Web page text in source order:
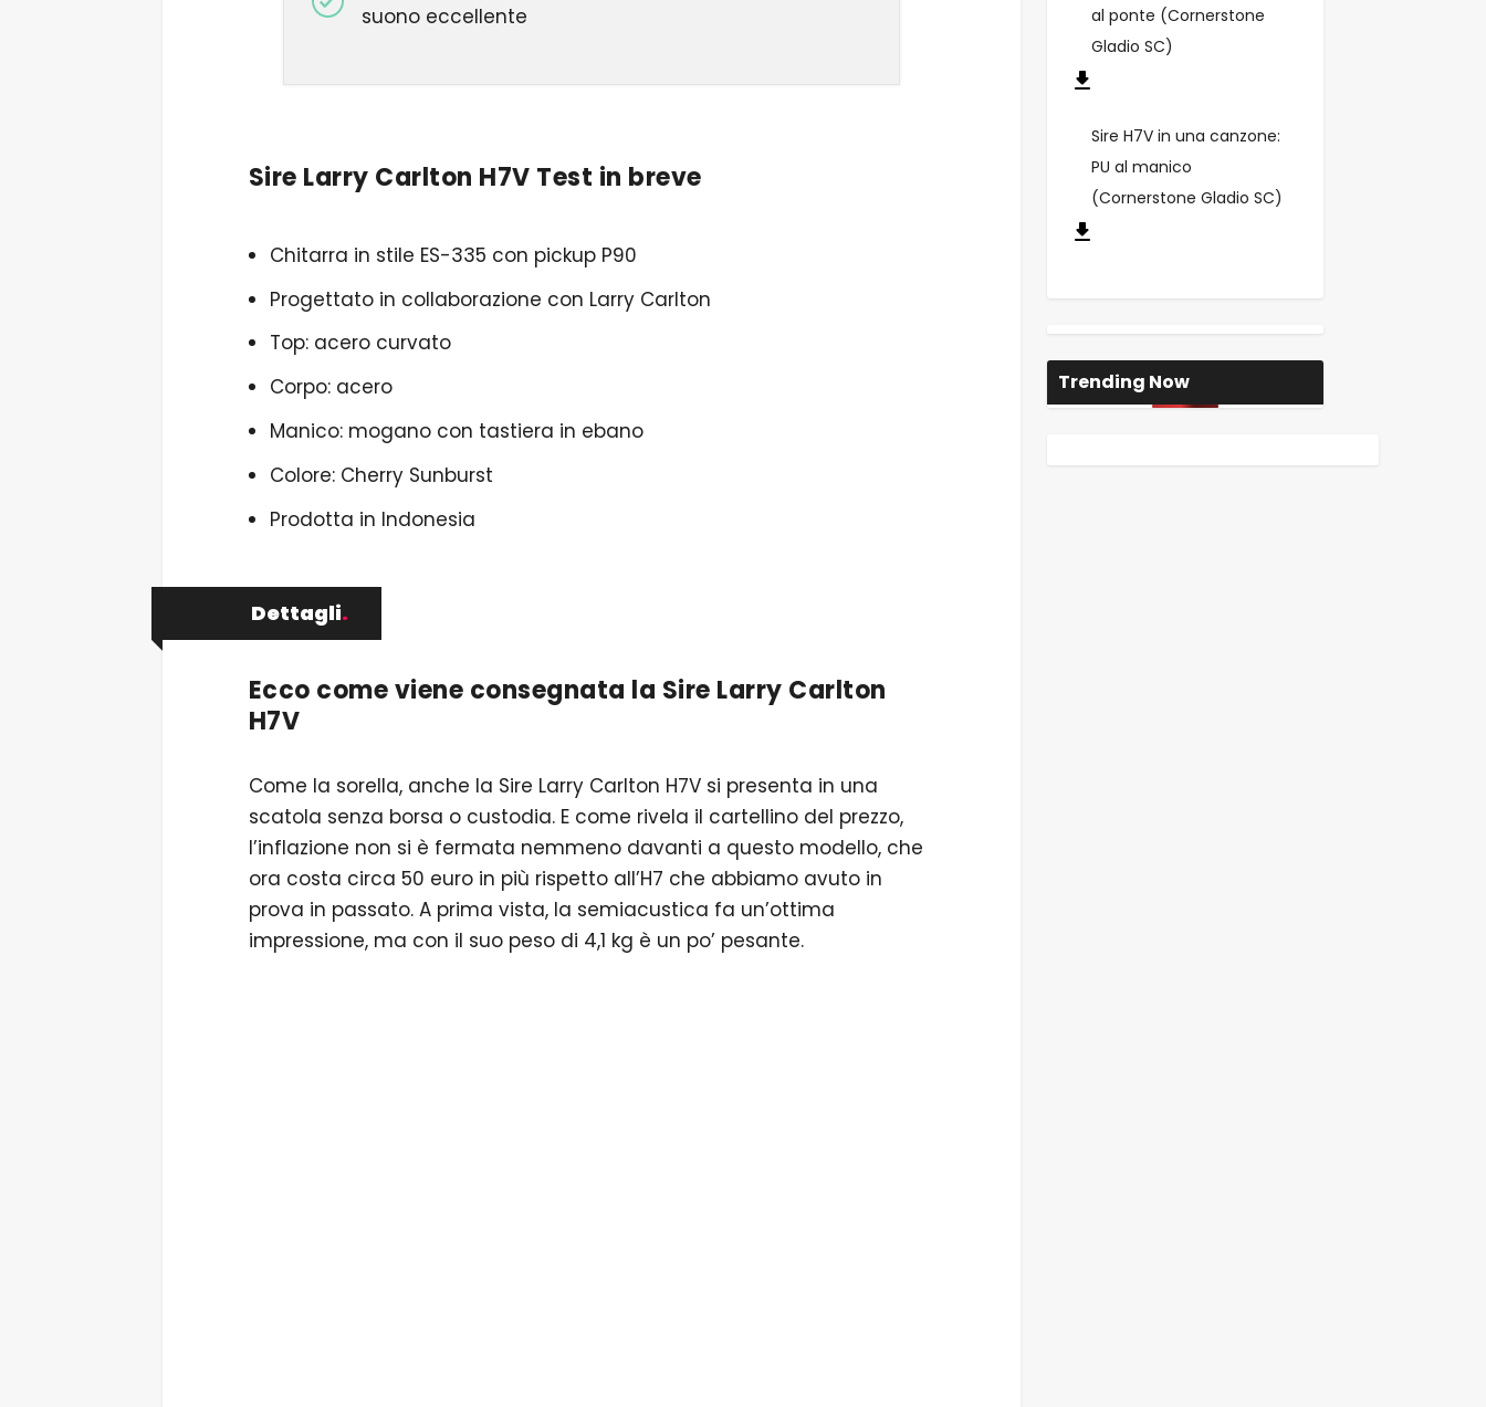
suono eccellente
Sire Larry Carlton H7V Test in breve
Chitarra in stile ES-335 con pickup P90
Progettato in collaborazione con Larry Carlton
Top: acero curvato
Corpo: acero
Manico: mogano con tastiera in ebano
Colore: Cherry Sunburst
Prodotta in Indonesia
Dettagli.
Ecco come viene consegnata la Sire Larry Carlton
H7V
Come la sorella, anche la Sire Larry Carlton H7V si presenta in una
scatola senza borsa o custodia. E come rivela il cartellino del prezzo,
l’inflazione non si è fermata nemmeno davanti a questo modello, che
ora costa circa 50 euro in più rispetto all’H7 che abbiamo avuto in
prova in passato. A prima vista, la semiacustica fa un’ottima
impressione, ma con il suo peso di 4,1 kg è un po’ pesante.
al ponte (Cornerstone
Gladio SC)
Sire H7V in una canzone:
PU al manico
(Cornerstone Gladio SC)
Trending Now